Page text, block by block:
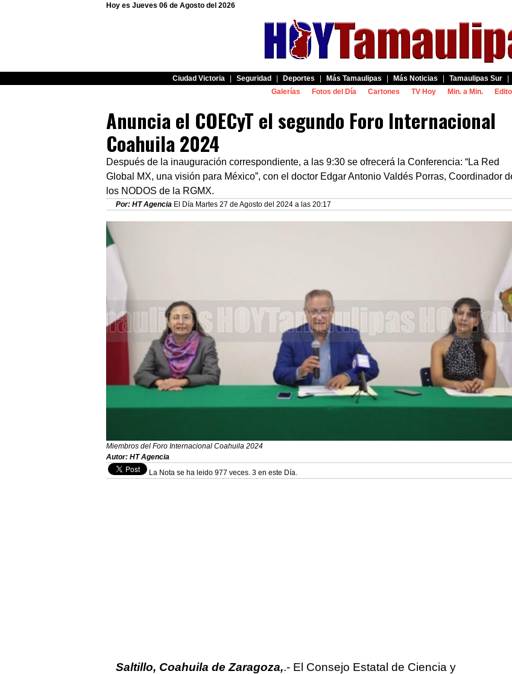
Hoy es Jueves 06 de Agosto del 2026
Ciudad Victoria Seguridad Deportes Más Tamaulipas Más Noticias Tamaulipas Sur
Galerías
Fotos del Día Cartones TV Hoy Min. a Min.
Anuncia el COECyT el segundo Foro Internacional
Coahuila 2024
Después de la inauguración correspondiente, a las 9:30 se ofrecerá la Conferencia: “La Red
Global MX, una visión para México”, con el doctor Edgar Antonio Valdés Porras, Coordinador
los NODOS de la RGMX.
Por: HT Agencia El Día Martes 27 de Agosto del 2024 a las 20:17
Miembros del Foro Internacional Coahuila 2024
Autor: HT Agencia
La Nota se ha leido 977 veces. 3 en este Día.
Saltillo, Coahuila de Zaragoza,.- El Consejo Estatal de Ciencia y